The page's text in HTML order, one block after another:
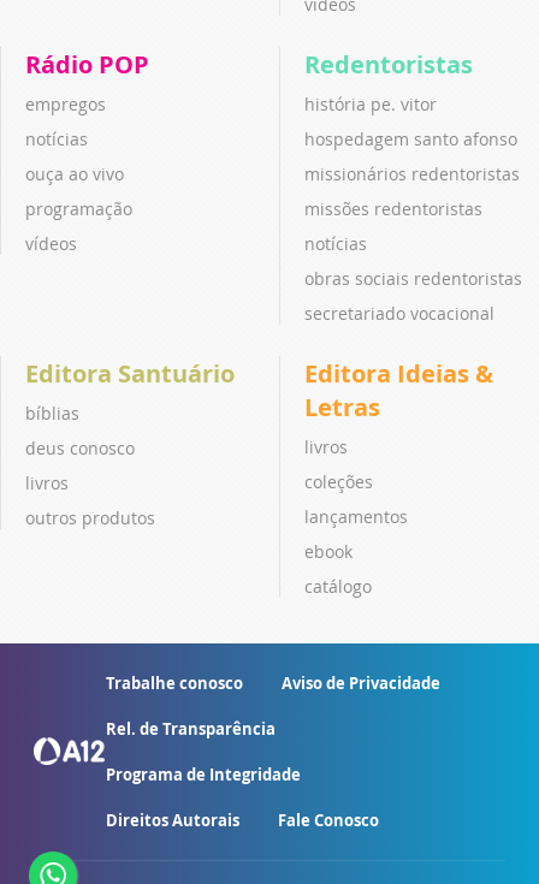
Rádio POP
empregos
notícias
ouça ao vivo
programação
vídeos
Redentoristas
história pe. vitor
hospedagem santo afonso
missionários redentoristas
missões redentoristas
notícias
obras sociais redentoristas
secretariado vocacional
Editora Santuário
bíblias
deus conosco
livros
outros produtos
Editora Ideias &
Letras
livros
coleções
lançamentos
ebook
catálogo
Trabalhe conosco Aviso de Privacidade
Rel. de Transparência
Programa de Integridade
Direitos Autorais Fale Conosco